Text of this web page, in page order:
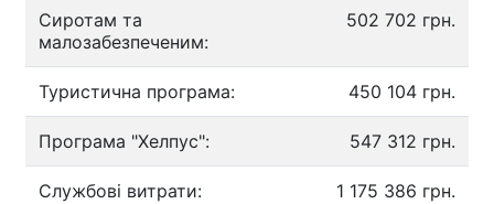
Сиротам та
малозабезпеченим:
502 702 грн.
Туристична програма: 450 104 грн.
Програма "Хелпус": 547 312 грн.
Службові витрати: 1 175 386 грн.